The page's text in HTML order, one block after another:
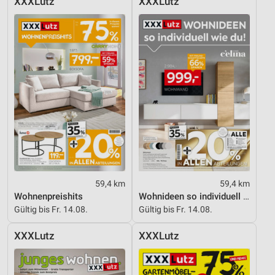
59,4 km
Wohnenpreishits
Gültig bis Fr. 14.08.
59,4 km
Wohnideen so individuell wie du!
Gültig bis Fr. 14.08.
XXXLutz XXXLutz
Performance
Funktional
Werbung